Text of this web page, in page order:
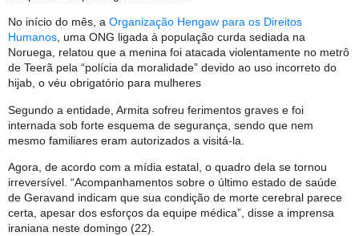
No início do mês, a Organização Hengaw para os Direitos
Humanos, uma ONG ligada à população curda sediada na
Noruega, relatou que a menina foi atacada violentamente no metrô
de Teerã pela “polícia da moralidade” devido ao uso incorreto do
hijab, o véu obrigatório para mulheres
Segundo a entidade, Armita sofreu ferimentos graves e foi
internada sob forte esquema de segurança, sendo que nem
mesmo familiares eram autorizados a visitá-la.
Agora, de acordo com a mídia estatal, o quadro dela se tornou
irreversível. “Acompanhamentos sobre o último estado de saúde
de Geravand indicam que sua condição de morte cerebral parece
certa, apesar dos esforços da equipe médica”, disse a imprensa
iraniana neste domingo (22).